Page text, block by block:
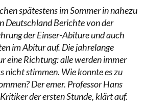
spätestens im Sommer in nahezu
Deutschland Berichte von der
der Einser-Abiture und auch
im Abitur auf. Die jahrelange
eine Richtung: alle werden immer
nicht stimmen. Wie konnte es zu
Der emer. Professor Hans
der ersten Stunde, klärt auf.